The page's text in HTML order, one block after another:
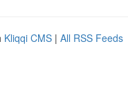
Kliqqi CMS | All RSS Feeds